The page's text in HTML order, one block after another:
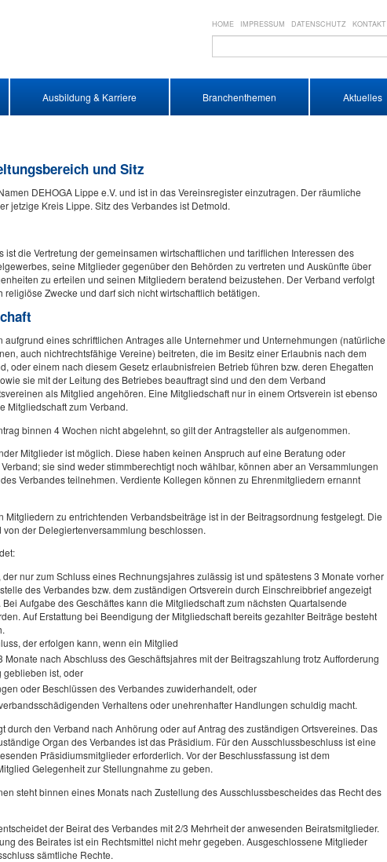
HOME IMPRESSUM DATENSCHUTZ KONTAKT
Ausbildung & Karriere Branchenthemen Aktuelles
und Sitz
DEHOGA Lippe e.V. und ist in das Vereinsregister einzutragen. Der räumliche
jetzige Kreis Lippe. Sitz des Verbandes ist Detmold.
ist die Vertretung der gemeinsamen wirtschaftlichen und tariflichen Interessen des
seine Mitglieder gegenüber den Behörden zu vertreten und Auskünfte über
zu erteilen und seinen Mitgliedern beratend beizustehen. Der Verband verfolgt
religiöse Zwecke und darf sich nicht wirtschaftlich betätigen.
aufgrund eines schriftlichen Antrages alle Unternehmer und Unternehmungen (natürliche
auch nichtrechtsfähige Vereine) beitreten, die im Besitz einer Erlaubnis nach dem
oder einem nach diesem Gesetz erlaubnisfreien Betrieb führen bzw. deren Ehegatten
sie mit der Leitung des Betriebes beauftragt sind und den dem Verband
als Mitglied angehören. Eine Mitgliedschaft nur in einem Ortsverein ist ebenso
Mitgliedschaft zum Verband.
binnen 4 Wochen nicht abgelehnt, so gilt der Antragsteller als aufgenommen.
Mitglieder ist möglich. Diese haben keinen Anspruch auf eine Beratung oder
sie sind weder stimmberechtigt noch wählbar, können aber an Versammlungen
Verbandes teilnehmen. Verdiente Kollegen können zu Ehrenmitgliedern ernannt
Mitgliedern zu entrichtenden Verbandsbeiträge ist in der Beitragsordnung festgelegt. Die
der Delegiertenversammlung beschlossen.
der nur zum Schluss eines Rechnungsjahres zulässig ist und spätestens 3 Monate vorher
des Verbandes bzw. dem zuständigen Ortsverein durch Einschreibbrief angezeigt
Aufgabe des Geschäftes kann die Mitgliedschaft zum nächsten Quartalsende
Auf Erstattung bei Beendigung der Mitgliedschaft bereits gezahlter Beiträge besteht
der erfolgen kann, wenn ein Mitglied
Monate nach Abschluss des Geschäftsjahres mit der Beitragszahlung trotz Aufforderung
geblieben ist, oder
oder Beschlüssen des Verbandes zuwiderhandelt, oder
Verhaltens oder unehrenhafter Handlungen schuldig macht.
durch den Verband nach Anhörung oder auf Antrag des zuständigen Ortsvereines. Das
Organ des Verbandes ist das Präsidium. Für den Ausschlussbeschluss ist eine
Präsidiumsmitglieder erforderlich. Vor der Beschlussfassung ist dem
Gelegenheit zur Stellungnahme zu geben.
steht binnen eines Monats nach Zustellung des Ausschlussbescheides das Recht des
der Beirat des Verbandes mit 2/3 Mehrheit der anwesenden Beiratsmitglieder.
des Beirates ist ein Rechtsmittel nicht mehr gegeben. Ausgeschlossene Mitglieder
sämtliche Rechte.